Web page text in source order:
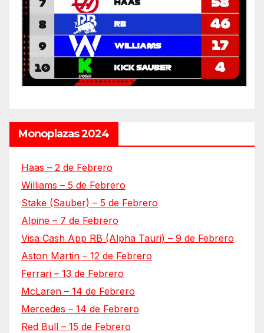
Monoplazas 2024
Haas – 2 de Febrero
Williams – 5 de Febrero
Stake (Sauber) – 5 de Febrero
Alpine – 7 de Febrero
Visa Cash App RB (Alpha Tauri) – 9 de Febrero
Aston Martin – 12 de Febrero
Ferrari – 13 de Febrero
McLaren – 14 de Febrero
Mercedes – 14 de Febrero
Red Bull – 15 de Febrero